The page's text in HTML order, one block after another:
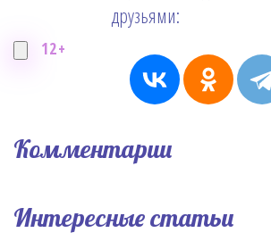
12+
друзьями:
Комментарии
Интересные статьи